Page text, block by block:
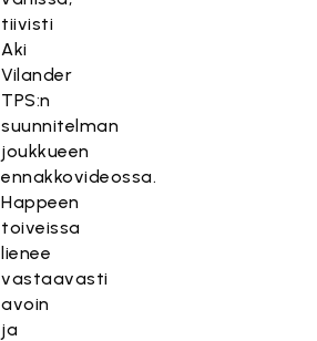
tiivisti
Aki
Vilander
TPS:n
suunnitelman
joukkueen
ennakkovideossa.
Happeen
toiveissa
lienee
vastaavasti
avoin
ja